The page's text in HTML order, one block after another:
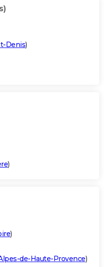
Denis)
)
)
de-Haute-Provence)